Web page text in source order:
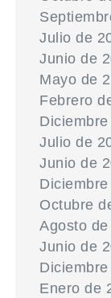
Julio de
Junio de
Mayo de
Febrero
Julio de
Junio de
Octubre
Agosto
Junio de
Enero de